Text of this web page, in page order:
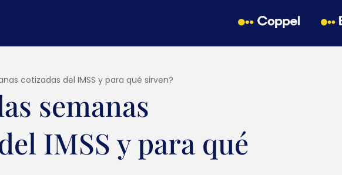
cotizadas del IMSS y para qué sirven?
semanas
IMSS y para qué